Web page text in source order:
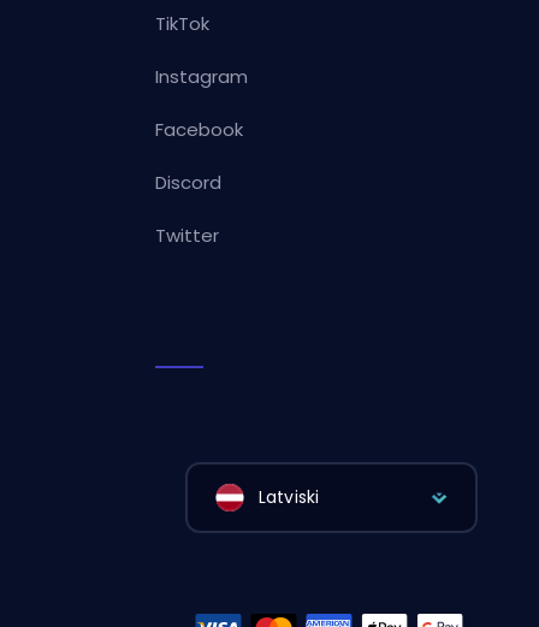
TikTok
Instagram
Facebook
Discord
Twitter
Latviski